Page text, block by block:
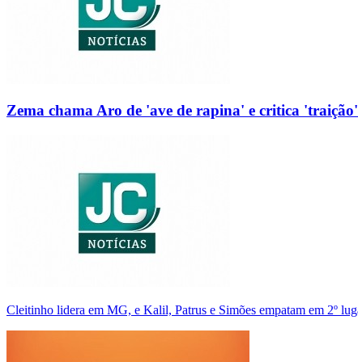
Zema chama Aro de 'ave de rapina' e critica
Cleitinho lidera em MG, e Kalil, Patrus e Simões empatam em 2º